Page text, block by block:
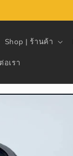
Shop | ร้านค้า
อเรา